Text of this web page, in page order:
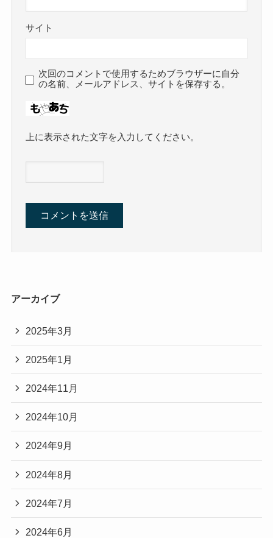
サイト
次回のコメントで使用するためブラウザーに自分
の名前、メールアドレス、サイトを保存する。
上に表示された文字を入力してください。
アーカイブ
2025年3月
2025年1月
2024年11月
2024年10月
2024年9月
2024年8月
2024年7月
2024年6月